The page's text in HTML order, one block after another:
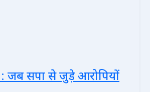
जब सपा से जुड़े आरोपियों